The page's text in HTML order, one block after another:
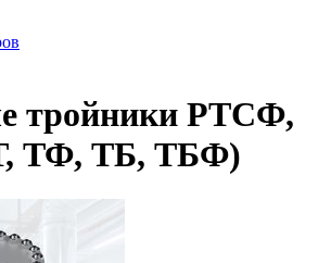
тройники РТСФ,
ТФ, ТБ, ТБФ)